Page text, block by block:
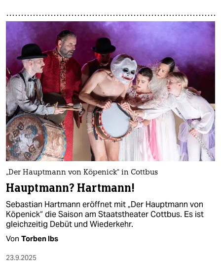
„Der Hauptmann von Köpenick“ in Cottbus
Hauptmann? Hartmann!
Sebastian Hartmann eröffnet mit „Der Hauptmann von
Köpenick“ die Saison am Staatstheater Cottbus. Es ist
gleichzeitig Debüt und Wiederkehr.
Von Torben Ibs
23.9.2025